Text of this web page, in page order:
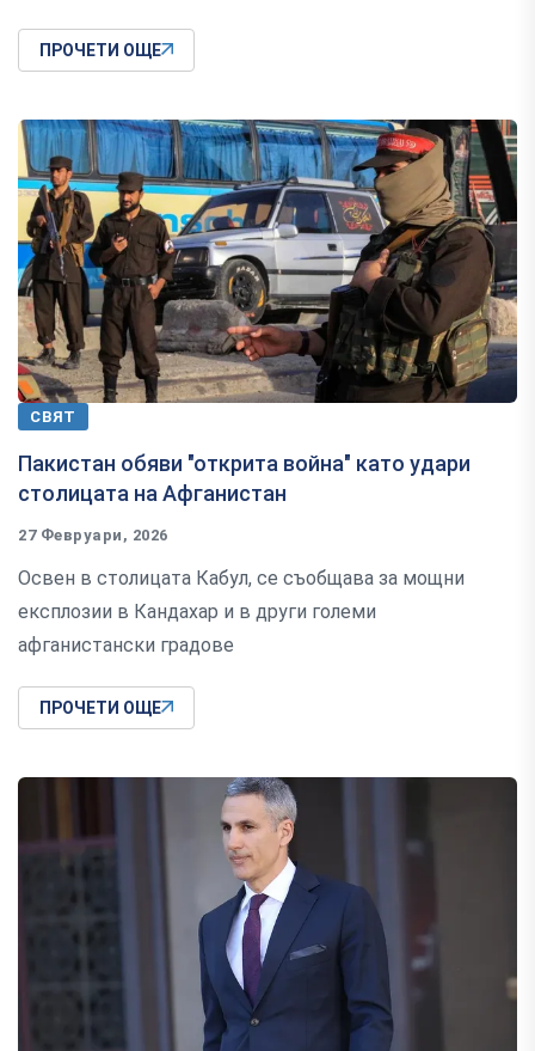
ПРОЧЕТИ ОЩЕ
СВЯТ
Пакистан обяви "открита война" като удари
столицата на Афганистан
27 Февруари, 2026
Освен в столицата Кабул, се съобщава за мощни
експлозии в Кандахар и в други големи
афганистански градове
ПРОЧЕТИ ОЩЕ